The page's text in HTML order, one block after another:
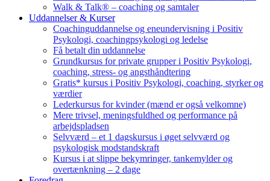
Walk & Talk® – coaching og samtaler
Uddannelser & Kurser
Coachinguddannelse og eneundervisning i Positiv
Psykologi, coachingpsykologi og ledelse
Få betalt din uddannelse
Grundkursus for private grupper i Positiv Psykologi,
coaching, stress- og angsthåndtering
Gratis* kursus i Positiv Psykologi, coaching, styrker og
værdier
Lederkursus for kvinder (mænd er også velkomne)
Mere trivsel, meningsfuldhed og performance på
arbejdspladsen
Selvværd – et 1 dagskursus i øget selvværd og
psykologisk modstandskraft
Kursus i at slippe bekymringer, tankemylder og
overtænkning – 2 dage